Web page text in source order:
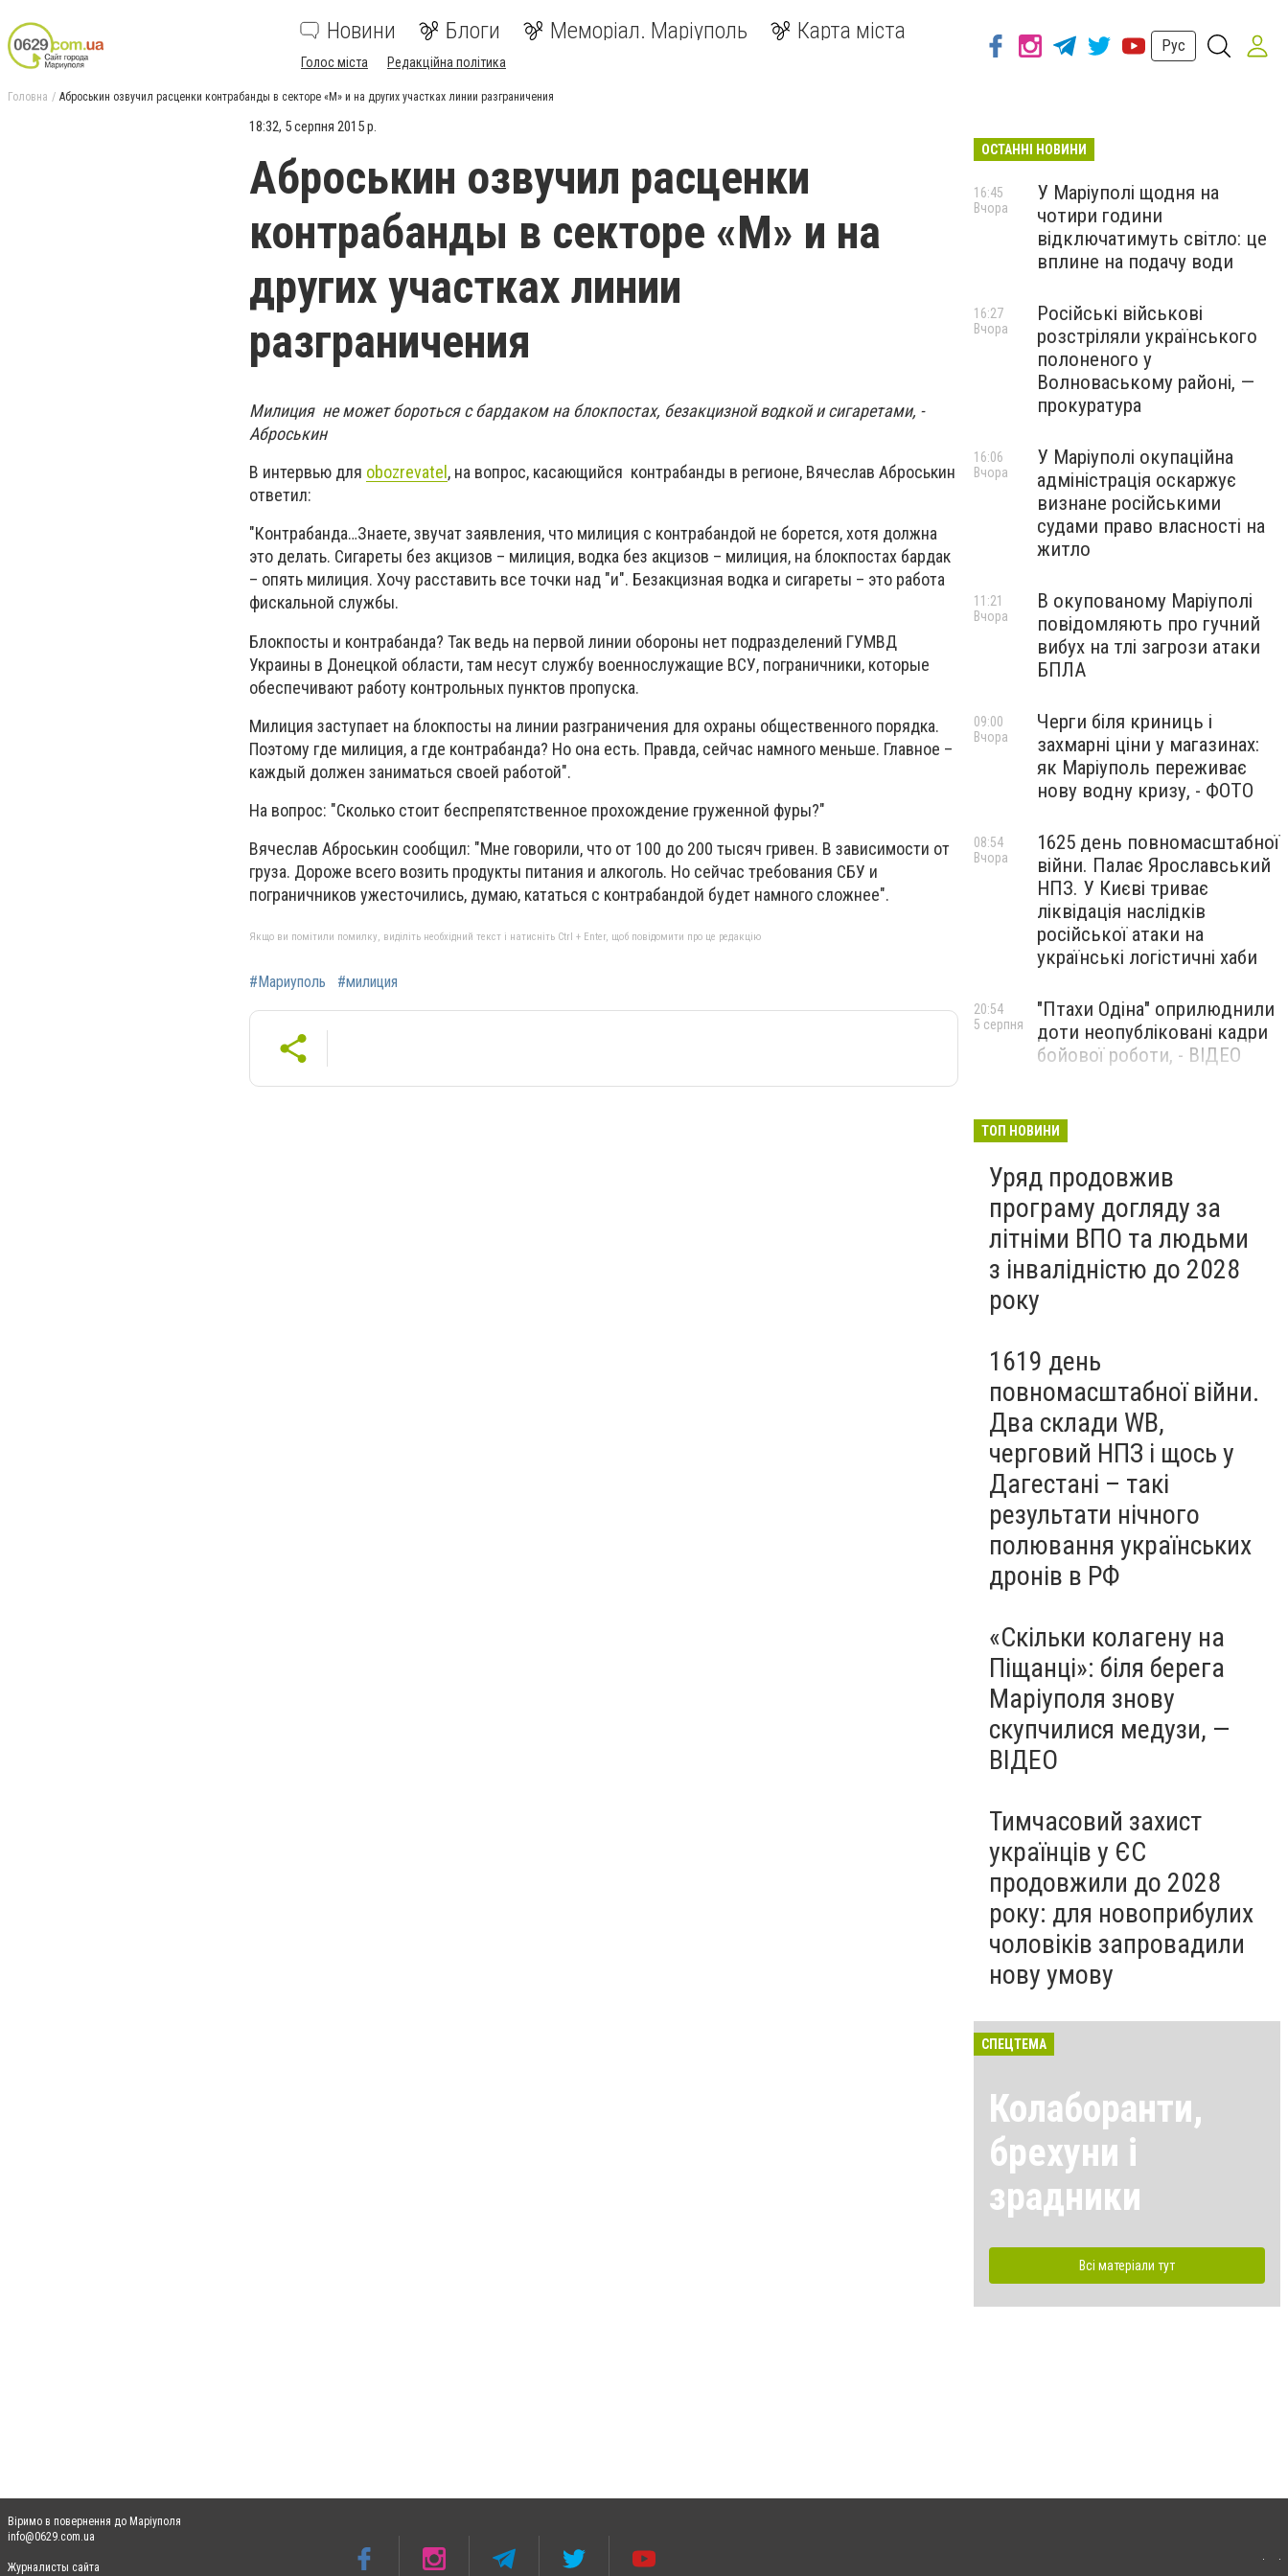
Новини Блоги Меморіал. Маріуполь Карта міста
Голос міста Редакційна політика
Рус
Головна Аброськин озвучил расценки контрабанды в секторе «М» и на других участках линии разграничения
18:32, 5 серпня 2015 р.
Аброськин озвучил расценки
контрабанды в секторе «М» и на
других участках линии
разграничения
Милиция не может бороться с бардаком на блокпостах, безакцизной водкой и сигаретами, -
Аброськин
В интервью для obozrevatel , на вопрос, касающийся контрабанды в регионе, Вячеслав Аброськин
ответил:
"Контрабанда…Знаете, звучат заявления, что милиция с контрабандой не борется, хотя должна
это делать. Сигареты без акцизов – милиция, водка без акцизов – милиция, на блокпостах бардак
– опять милиция. Хочу расставить все точки над "и". Безакцизная водка и сигареты – это работа
фискальной службы.
Блокпосты и контрабанда? Так ведь на первой линии обороны нет подразделений ГУМВД
Украины в Донецкой области, там несут службу военнослужащие ВСУ, пограничники, которые
обеспечивают работу контрольных пунктов пропуска.
Милиция заступает на блокпосты на линии разграничения для охраны общественного порядка.
Поэтому где милиция, а где контрабанда? Но она есть. Правда, сейчас намного меньше. Главное –
каждый должен заниматься своей работой".
На вопрос: "Сколько стоит беспрепятственное прохождение груженной фуры?"
Вячеслав Аброськин сообщил: "Мне говорили, что от 100 до 200 тысяч гривен. В зависимости от
груза. Дороже всего возить продукты питания и алкоголь. Но сейчас требования СБУ и
пограничников ужесточились, думаю, кататься с контрабандой будет намного сложнее".
Якщо ви помітили помилку, виділіть необхідний текст і натисніть Ctrl + Enter, щоб повідомити про це редакцію
#Мариуполь #милиция
ОСТАННІ НОВИНИ
У Маріуполі щодня на
чотири години
відключатимуть світло: це
вплине на подачу води
16:45
Вчора
Російські військові
розстріляли українського
полоненого у
Волноваському районі, —
прокуратура
16:27
Вчора
У Маріуполі окупаційна
адміністрація оскаржує
визнане російськими
судами право власності на
житло
16:06
Вчора
В окупованому Маріуполі
повідомляють про гучний
вибух на тлі загрози атаки
БПЛА
11:21
Вчора
Черги біля криниць і
захмарні ціни у магазинах:
як Маріуполь переживає
нову водну кризу, - ФОТО
09:00
Вчора
1625 день повномасштабної
війни. Палає Ярославський
НПЗ. У Києві триває
ліквідація наслідків
російської атаки на
українські логістичні хаби
08:54
Вчора
"Птахи Одіна" оприлюднили
доти неопубліковані кадри
бойової роботи, - ВІДЕО
20:54
5 серпня
Бєдняков зіграє тата
новому українському
фільмі, - ФОТО
5 серпня
ТОП НОВИНИ
Уряд продовжив
програму догляду за
літніми ВПО та людьми
з інвалідністю до 2028
року
1619 день
повномасштабної війни.
Два склади WB,
черговий НПЗ і щось у
Дагестані – такі
результати нічного
полювання українських
дронів в РФ
«Скільки колагену на
Піщанці»: біля берега
Маріуполя знову
скупчилися медузи, —
ВІДЕО
Тимчасовий захист
українців у ЄС
продовжили до 2028
року: для новоприбулих
чоловіків запровадили
нову умову
СПЕЦТЕМА
Колаборанти,
брехуни і
зрадники
Всі матеріали тут
Віримо в повернення до Маріуполя
info@0629.com.ua
Журналисты сайта